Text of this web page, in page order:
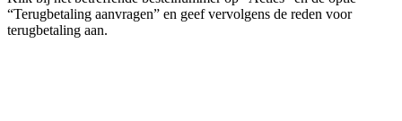
“Terugbetaling aanvragen” en geef vervolgens de reden voor
terugbetaling aan.